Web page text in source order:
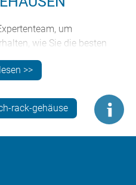
um
wie Sie die besten
Gehäuse für Ihre
auswählen.
>>
rack-gehäuse